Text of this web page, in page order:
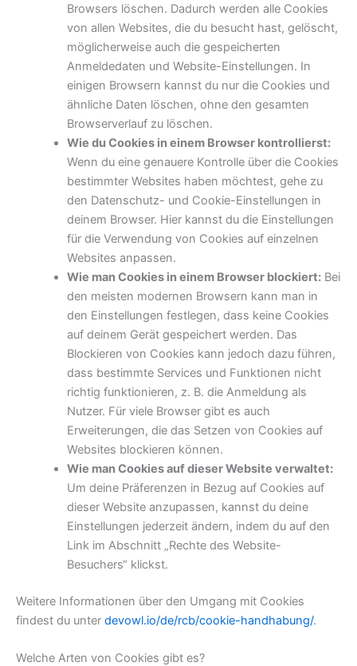
Browsers löschen. Dadurch werden alle Cookies
von allen Websites, die du besucht hast, gelöscht,
möglicherweise auch die gespeicherten
Anmeldedaten und Website-Einstellungen. In
einigen Browsern kannst du nur die Cookies und
ähnliche Daten löschen, ohne den gesamten
Browserverlauf zu löschen.
Wie du Cookies in einem Browser kontrollierst:
Wenn du eine genauere Kontrolle über die Cookies
bestimmter Websites haben möchtest, gehe zu
den Datenschutz- und Cookie-Einstellungen in
deinem Browser. Hier kannst du die Einstellungen
für die Verwendung von Cookies auf einzelnen
Websites anpassen.
Wie man Cookies in einem Browser blockiert:Bei
den meisten modernen Browsern kann man in
den Einstellungen festlegen, dass keine Cookies
auf deinem Gerät gespeichert werden. Das
Blockieren von Cookies kann jedoch dazu führen,
dass bestimmte Services und Funktionen nicht
richtig funktionieren, z. B. die Anmeldung als
Nutzer. Für viele Browser gibt es auch
Erweiterungen, die das Setzen von Cookies auf
Websites blockieren können.
Wie man Cookies auf dieser Website verwaltet:
Um deine Präferenzen in Bezug auf Cookies auf
dieser Website anzupassen, kannst du deine
Einstellungen jederzeit ändern, indem du auf den
Link im Abschnitt „Rechte des Website-
Besuchers“ klickst.
Weitere Informationen über den Umgang mit Cookies
findest du unter devowl.io/de/rcb/cookie-handhabung/.
Welche Arten von Cookies gibt es?